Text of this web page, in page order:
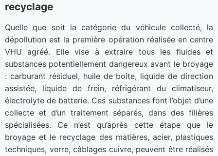
recyclage
Quelle que soit la catégorie du véhicule collecté, la
dépollution est la première opération réalisée en centre
VHU agréé. Elle vise à extraire tous les fluides et
substances potentiellement dangereux avant le broyage
: carburant résiduel, huile de boîte, liquide de direction
assistée, liquide de frein, réfrigérant du climatiseur,
électrolyte de batterie. Ces substances font l’objet d’une
collecte et d’un traitement séparés, dans des filières
spécialisées. Ce n’est qu’après cette étape que le
broyage et le recyclage des matières, acier, plastiques
techniques, verre, câblages cuivre, peuvent être réalisés